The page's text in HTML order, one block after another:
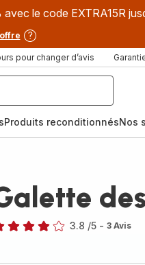
le code EXTRA15R
pour changer d’avis
Produits reconditionnésNos
3.8 /5 - 3 Avis